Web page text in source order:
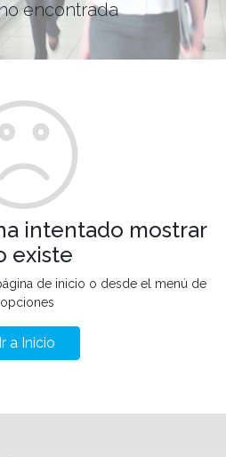
encontrada
intentado mostrar
existe
de inicio o desde el menú de
opciones
Ir a Inicio